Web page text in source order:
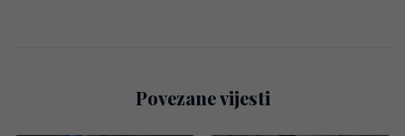
Povezane vijesti